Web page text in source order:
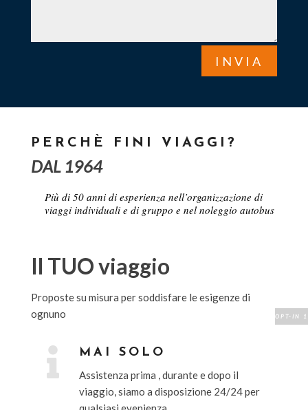
INVIA
PERCHÈ FINI VIAGGI?
DAL 1964
Più di 50 anni di esperienza nell’organizzazione di
viaggi individuali e di gruppo e nel noleggio autobus
Il TUO viaggio
Proposte su misura per soddisfare le esigenze di
ognuno
 MAI SOLO
Assistenza prima , durante e dopo il
viaggio, siamo a disposizione 24/24 per